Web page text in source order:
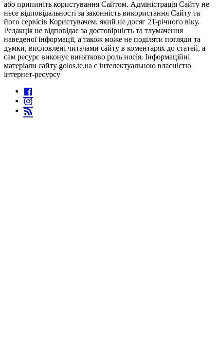
або припиніть користування Сайтом. Адміністрація Сайту не
несе відповідальності за законність використання Сайту та
його сервісів Користувачем, який не досяг 21-річного віку.
Редакція не відповідає за достовірність та тлумачення
наведеної інформації, а також може не поділяти погляди та
думки, висловлені читачами сайту в коментарях до статей, а
сам ресурс виконує винятково роль носія. Інформаційні
матеріали сайту golos.te.ua є інтелектуальною власністю
інтернет-ресурсу